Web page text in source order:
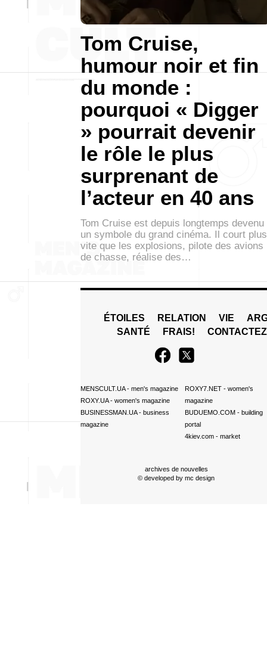
Tom Cruise,
humour noir et fin
du monde :
pourquoi « Digger
» pourrait devenir
le rôle le plus
surprenant de
l’acteur en 40 ans
Tom Cruise est depuis longtemps devenu
un symbole du grand cinéma. Il court plus
vite que les explosions, pilote des avions
de chasse, réalise des…
ÉTOILES RELATION VIE
SANTÉ
FRAIS!
MENSCULT.UA- men's magazine
ROXY.UA- women's magazine
BUSINESSMAN.UA- business
magazine
ROXY7.NET- women's
magazine
BUDUEMO.COM- building
portal
4kiev.com- market
archives de nouvelles
© developed by mc design